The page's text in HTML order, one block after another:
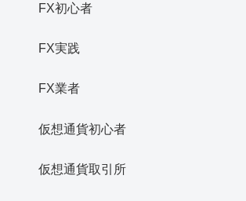
FX初心者
FX実践
FX業者
仮想通貨初心者
仮想通貨取引所